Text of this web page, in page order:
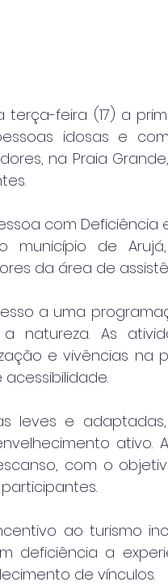
terça-feira (17) a
idosas e
na Praia
com Deficiência
município de
da área de
a uma
As
e vivências na
leves e
ativo.
com o
ao turismo
deficiência a
de vínculos.